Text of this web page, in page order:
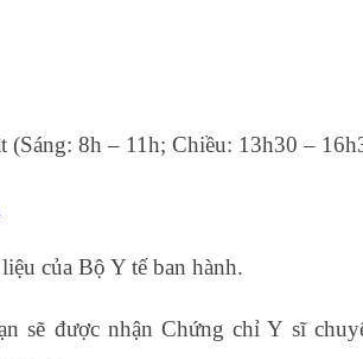
8h – 11h; Chiều: 13h30 –
của Bộ Y tế ban hành.
sẽ được nhận Chứng chỉ Y sĩ